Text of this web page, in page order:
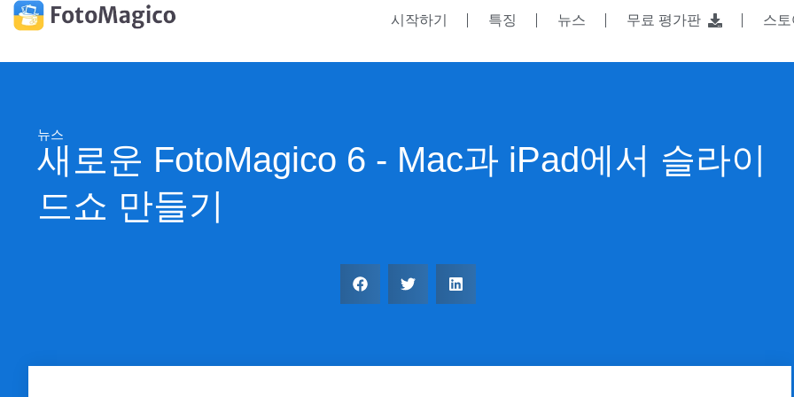
시작하기 특징 뉴스 무료 평가판 스토
뉴스
새로운 FotoMagico 6 - Mac과 iPad에서 슬라이
드쇼 만들기